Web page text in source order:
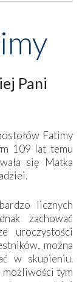
Pani
Fatimy
109 lat temu
się Matka
licznych
zachować
uroczystości
można
w skupieniu.
możliwości tym